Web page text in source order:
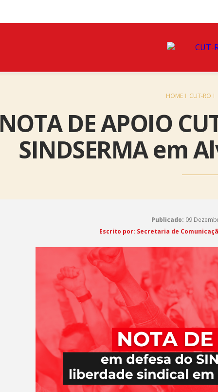
HOME CUT-RO
NOTA DE APOIO
SINDSERMA em
Publicado: 09
Escrito por: Secretaria de